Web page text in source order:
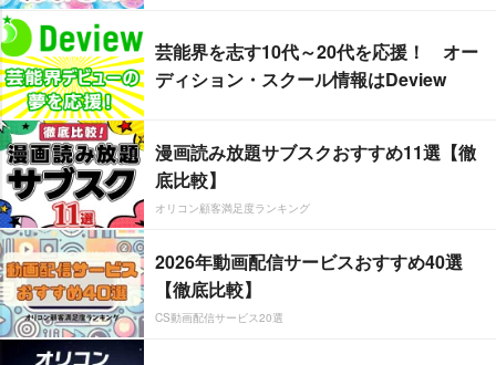
芸能界を志す10代～20代を応援！ オー
ディション・スクール情報はDeview
漫画読み放題サブスクおすすめ11選【徹
底比較】
オリコン顧客満足度ランキング
2026年動画配信サービスおすすめ40選
【徹底比較】
CS動画配信サービス20選